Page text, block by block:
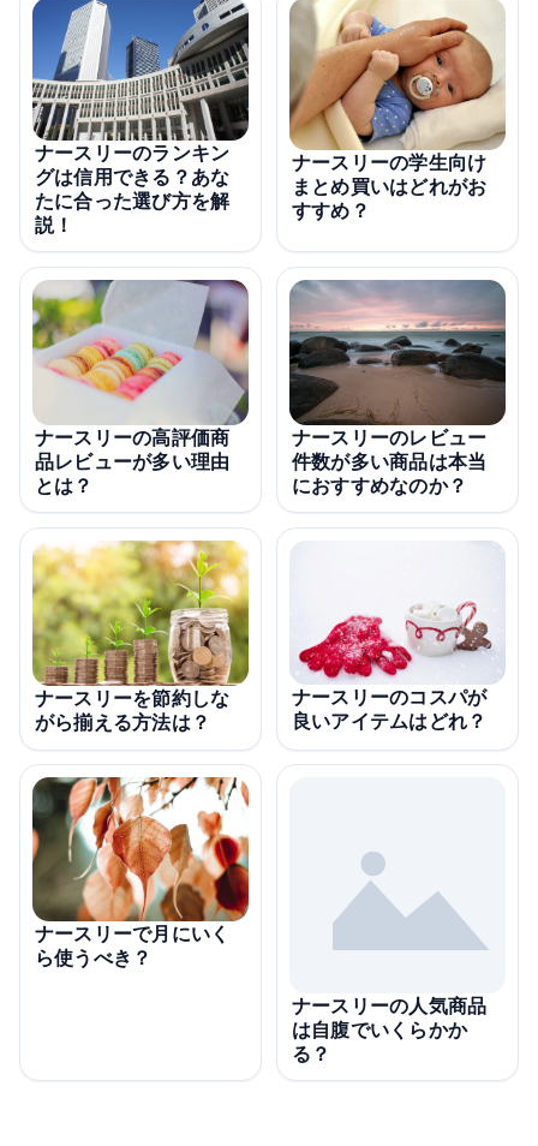
ナースリーのランキン
グは信用できる？あな
たに合った選び方を解
説！
ナースリーの学生向け
まとめ買いはどれがお
すすめ？
ナースリーの高評価商
品レビューが多い理由
とは？
ナースリーのレビュー
件数が多い商品は本当
におすすめなのか？
ナースリーを節約しな
がら揃える方法は？
ナースリーのコスパが
良いアイテムはどれ？
ナースリーで月にいく
ら使うべき？
ナースリーの人気商品
は自腹でいくらかか
る？